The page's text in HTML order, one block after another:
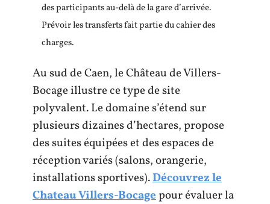
des participants au-delà de la gare d’arrivée.
Prévoir les transferts fait partie du cahier des
charges.
Au sud de Caen, le Château de Villers-
Bocage illustre ce type de site
polyvalent. Le domaine s’étend sur
plusieurs dizaines d’hectares, propose
des suites équipées et des espaces de
réception variés (salons, orangerie,
installations sportives).Découvrez le
Chateau Villers-Bocagepour évaluer la